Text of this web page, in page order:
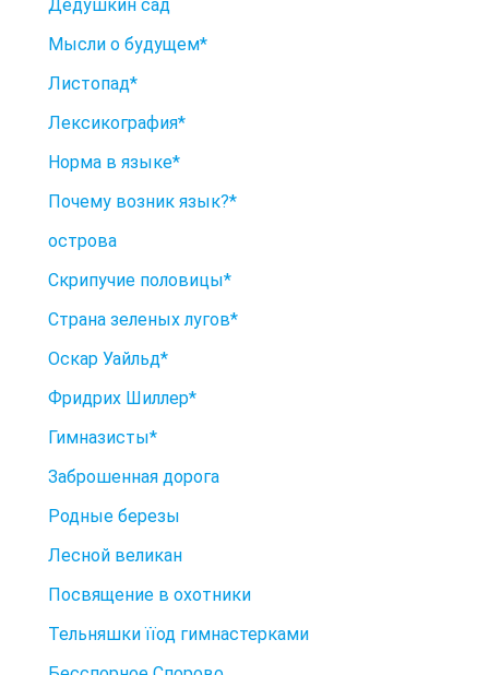
Дедушкин сад
Мысли о будущем*
Листопад*
Лексикография*
Норма в языке*
Почему возник язык?*
острова
Скрипучие половицы*
Страна зеленых лугов*
Оскар Уайльд*
Фридрих Шиллер*
Гимназисты*
Заброшенная дорога
Родные березы
Лесной великан
Посвящение в охотники
Тельняшки їїод гимнастерками